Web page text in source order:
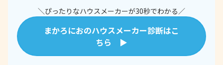
＼ぴったりなハウスメーカーが30秒でわかる／
まかろにおのハウスメーカー診断はこ
ちら ▶